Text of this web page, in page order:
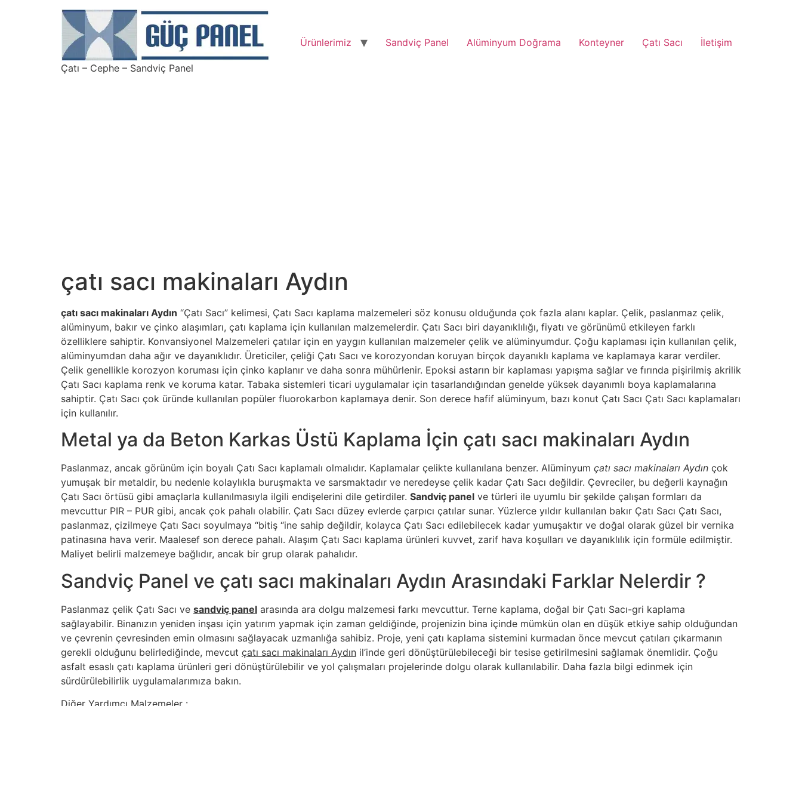
Çatı – Cephe – Sandviç Panel
Ürünlerimiz Sandviç Panel Alüminyum Doğrama Konteyner Çatı Sacı İletişim
çatı sacı makinaları Aydın
çatı sacı makinaları Aydın “Çatı Sacı” kelimesi, Çatı Sacı kaplama malzemeleri söz konusu olduğunda çok fazla alanı kaplar. Çelik, paslanmaz çelik,
alüminyum, bakır ve çinko alaşımları, çatı kaplama için kullanılan malzemelerdir. Çatı Sacı biri dayanıklılığı, fiyatı ve görünümü etkileyen farklı
özelliklere sahiptir. Konvansiyonel Malzemeleri çatılar için en yaygın kullanılan malzemeler çelik ve alüminyumdur. Çoğu kaplaması için kullanılan çelik,
alüminyumdan daha ağır ve dayanıklıdır. Üreticiler, çeliği Çatı Sacı ve korozyondan koruyan birçok dayanıklı kaplama ve kaplamaya karar verdiler.
Çelik genellikle korozyon koruması için çinko kaplanır ve daha sonra mühürlenir. Epoksi astarın bir kaplaması yapışma sağlar ve fırında pişirilmiş akrilik
Çatı Sacı kaplama renk ve koruma katar. Tabaka sistemleri ticari uygulamalar için tasarlandığından genelde yüksek dayanımlı boya kaplamalarına
sahiptir. Çatı Sacı çok üründe kullanılan popüler fluorokarbon kaplamaya denir. Son derece hafif alüminyum, bazı konut Çatı Sacı Çatı Sacı kaplamaları
için kullanılır.
Metal ya da Beton Karkas Üstü Kaplama İçin çatı sacı makinaları Aydın
Paslanmaz, ancak görünüm için boyalı Çatı Sacı kaplamalı olmalıdır. Kaplamalar çelikte kullanılana benzer. Alüminyum çatı sacı makinaları Aydın çok
yumuşak bir metaldir, bu nedenle kolaylıkla buruşmakta ve sarsmaktadır ve neredeyse çelik kadar Çatı Sacı değildir. Çevreciler, bu değerli kaynağın
Çatı Sacı örtüsü gibi amaçlarla kullanılmasıyla ilgili endişelerini dile getirdiler. Sandviç panel ve türleri ile uyumlu bir şekilde çalışan formları da
mevcuttur PIR – PUR gibi, ancak çok pahalı olabilir. Çatı Sacı düzey evlerde çarpıcı çatılar sunar. Yüzlerce yıldır kullanılan bakır Çatı Sacı Çatı Sacı,
paslanmaz, çizilmeye Çatı Sacı soyulmaya “bitiş “ine sahip değildir, kolayca Çatı Sacı edilebilecek kadar yumuşaktır ve doğal olarak güzel bir vernika
patinasına hava verir. Maalesef son derece pahalı. Alaşım Çatı Sacı kaplama ürünleri kuvvet, zarif hava koşulları ve dayanıklılık için formüle edilmiştir.
Maliyet belirli malzemeye bağlıdır, ancak bir grup olarak pahalıdır.
Sandviç Panel ve çatı sacı makinaları Aydın Arasındaki Farklar Nelerdir ?
Paslanmaz çelik Çatı Sacı ve sandviç panel arasında ara dolgu malzemesi farkı mevcuttur. Terne kaplama, doğal bir Çatı Sacı-gri kaplama
sağlayabilir. Binanızın yeniden inşası için yatırım yapmak için zaman geldiğinde, projenizin bina içinde mümkün olan en düşük etkiye sahip olduğundan
ve çevrenin çevresinden emin olmasını sağlayacak uzmanlığa sahibiz. Proje, yeni çatı kaplama sistemini kurmadan önce mevcut çatıları çıkarmanın
gerekli olduğunu belirlediğinde, mevcut çatı sacı makinaları Aydın il’inde geri dönüştürülebileceği bir tesise getirilmesini sağlamak önemlidir. Çoğu
asfalt esaslı çatı kaplama ürünleri geri dönüştürülebilir ve yol çalışmaları projelerinde dolgu olarak kullanılabilir. Daha fazla bilgi edinmek için
sürdürülebilirlik uygulamalarımıza bakın.
Diğer Yardımcı Malzemeler :